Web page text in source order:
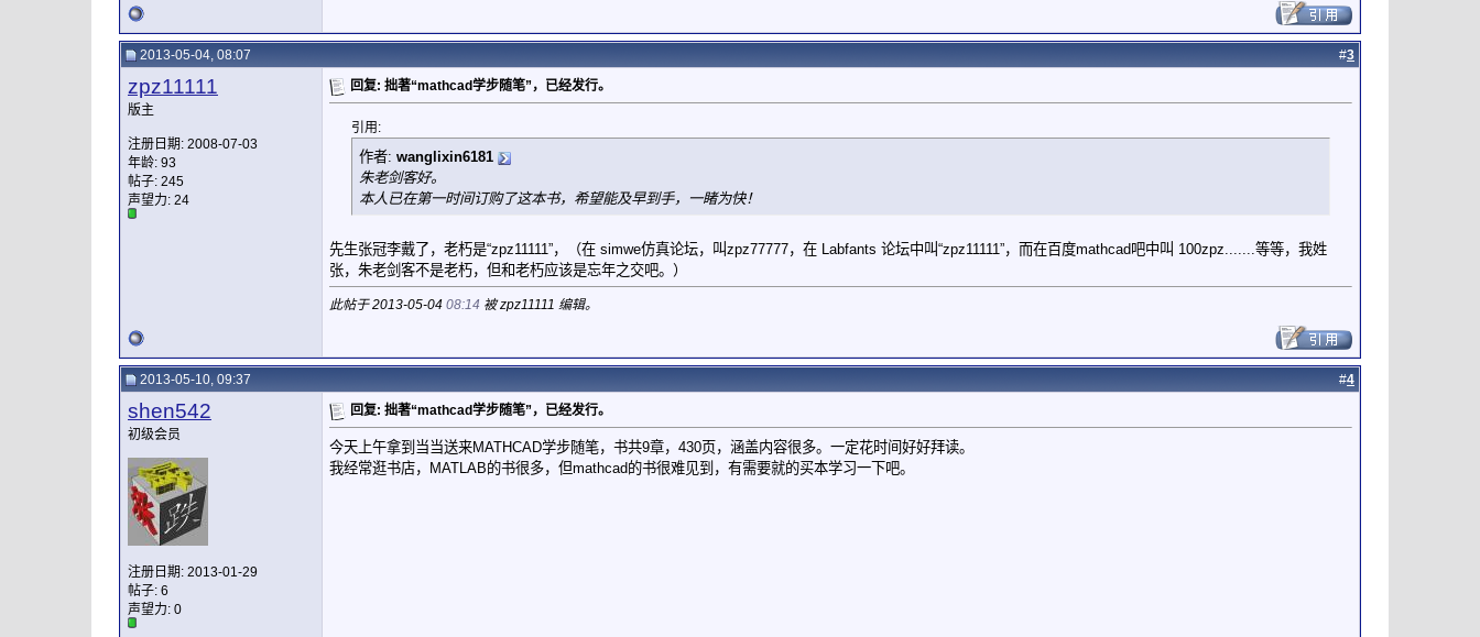
2013-05-04, 08:07 #3
zpz11111
版主
注册日期: 2008-07-03
年龄: 93
帖子: 245
声望力: 24
回复: 拙著“mathcad学步随笔”，已经发行。
引用:
作者: wanglixin6181
朱老剑客好。
本人已在第一时间订购了这本书，希望能及早到手，一睹为快！
先生张冠李戴了，老朽是“zpz11111”，（在 simwe仿真论坛，叫zpz77777，在 Labfants 论坛中叫“zpz11111”，而在百度mathcad吧中叫 100zpz.......等等，我姓
张，朱老剑客不是老朽，但和老朽应该是忘年之交吧。）
此帖于 2013-05-04 08:14 被 zpz11111 编辑。
2013-05-10, 09:37 #4
shen542
初级会员
注册日期: 2013-01-29
帖子: 6
声望力: 0
回复: 拙著“mathcad学步随笔”，已经发行。
今天上午拿到当当送来MATHCAD学步随笔，书共9章，430页，涵盖内容很多。一定花时间好好拜读。
我经常逛书店，MATLAB的书很多，但mathcad的书很难见到，有需要就的买本学习一下吧。